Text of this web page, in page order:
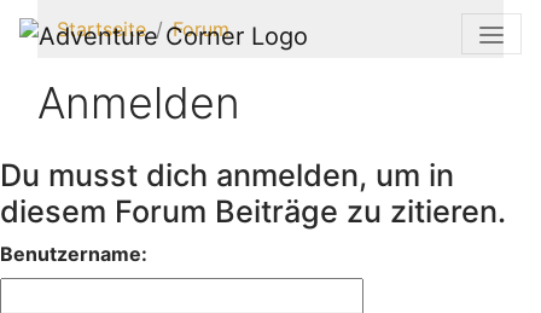
Startseite Forum
Anmelden
Du musst dich anmelden, um in
diesem Forum Beiträge zu zitieren.
Benutzername: